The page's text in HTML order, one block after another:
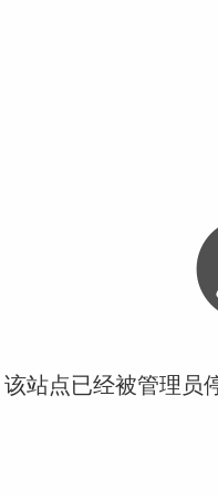
站点已经被管理员